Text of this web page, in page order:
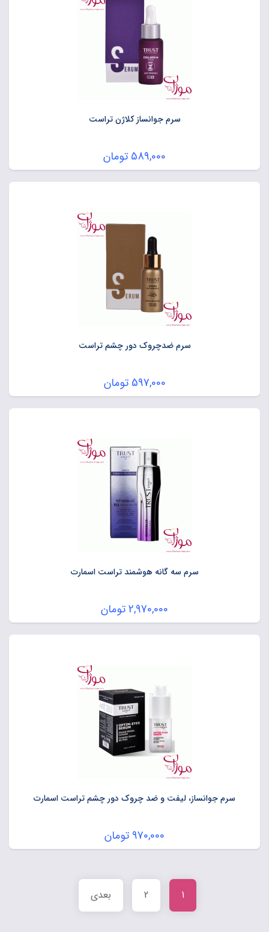
سرم جوانساز کلاژن تراست
589,000 تومان
سرم ضدچروک دور چشم تراست
597,000 تومان
سرم سه گانه هوشمند تراست اسمارت
2,970,000تومان
سرم جوانساز، لیفت و ضد چروک دور چشم تراست اسمارت
970,000 تومان
1
2 بعدی